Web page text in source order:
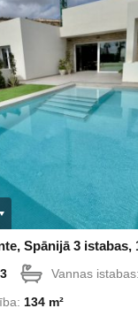
Spānijā 3 istabas,
3 Vannas
134 m²